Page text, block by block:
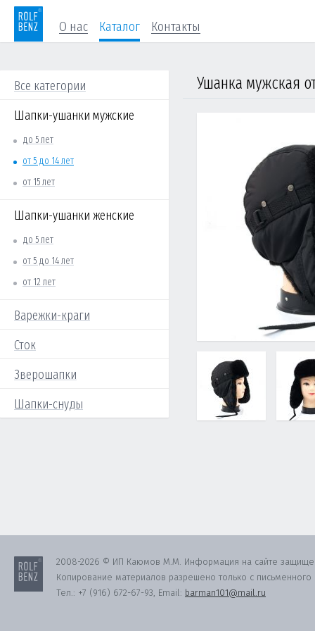
О нас Каталог Контакты
Все категории
Шапки-ушанки мужские
до 5 лет
от 5 до 14 лет
от 15 лет
Шапки-ушанки женские
до 5 лет
от 5 до 14 лет
от 12 лет
Варежки-краги
Сток
Зверошапки
Шапки-снуды
2008-2026 © ИП Каюмов М.М. Информация на сайте
Копирование материалов разрешено только с письменного
Тел.: +7 (916) 672-67-93, Email: barman101@mail.ru